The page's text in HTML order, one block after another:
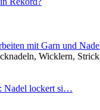
mit Garn und
Wicklern,
Nadel lockert si…